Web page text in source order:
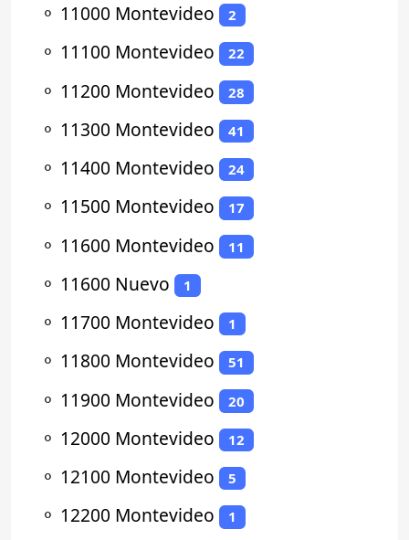
⚬ 11000 Montevideo 2
⚬ 11100 Montevideo 22
⚬ 11200 Montevideo 28
⚬ 11300 Montevideo 41
⚬ 11400 Montevideo 24
⚬ 11500 Montevideo 17
⚬ 11600 Montevideo 11
⚬ 11600 Nuevo 1
⚬ 11700 Montevideo 1
⚬ 11800 Montevideo 51
⚬ 11900 Montevideo 20
⚬ 12000 Montevideo 12
⚬ 12100 Montevideo 5
⚬ 12200 Montevideo 1